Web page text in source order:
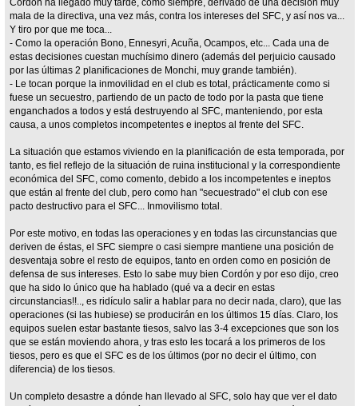
Cordón ha llegado muy tarde, como siempre, derivado de una decisión muy
mala de la directiva, una vez más, contra los intereses del SFC, y así nos va...
Y tiro por que me toca...
- Como la operación Bono, Ennesyri, Acuña, Ocampos, etc... Cada una de
estas decisiones cuestan muchísimo dinero (además del perjuicio causado
por las últimas 2 planificaciones de Monchi, muy grande también).
- Le tocan porque la inmovilidad en el club es total, prácticamente como si
fuese un secuestro, partiendo de un pacto de todo por la pasta que tiene
enganchados a todos y está destruyendo al SFC, manteniendo, por esta
causa, a unos completos incompetentes e ineptos al frente del SFC.
La situación que estamos viviendo en la planificación de esta temporada, por
tanto, es fiel reflejo de la situación de ruina institucional y la correspondiente
económica del SFC, como comento, debido a los incompetentes e ineptos
que están al frente del club, pero como han "secuestrado" el club con ese
pacto destructivo para el SFC... Inmovilismo total.
Por este motivo, en todas las operaciones y en todas las circunstancias que
deriven de éstas, el SFC siempre o casi siempre mantiene una posición de
desventaja sobre el resto de equipos, tanto en orden como en posición de
defensa de sus intereses. Esto lo sabe muy bien Cordón y por eso dijo, creo
que ha sido lo único que ha hablado (qué va a decir en estas
circunstancias!!.., es ridículo salir a hablar para no decir nada, claro), que las
operaciones (si las hubiese) se producirán en los últimos 15 días. Claro, los
equipos suelen estar bastante tiesos, salvo las 3-4 excepciones que son los
que se están moviendo ahora, y tras esto les tocará a los primeros de los
tiesos, pero es que el SFC es de los últimos (por no decir el último, con
diferencia) de los tiesos.
Un completo desastre a dónde han llevado al SFC, solo hay que ver el dato